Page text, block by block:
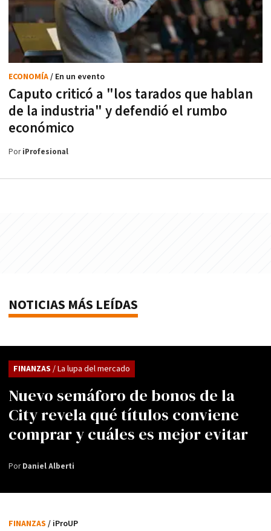
Caputo criticó a "los tarados que hablan
de la industria" y defendió el rumbo
económico
ECONOMÍA/ En un evento
PoriProfesional
NOTICIAS MÁS LEÍDAS
Nuevo semáforo de bonos de la
City revela qué títulos conviene
comprar y cuáles es mejor evitar
FINANZAS / La lupa del mercado
PorDaniel Alberti
FINANZAS / iProUP